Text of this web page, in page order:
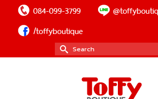
Search
for: